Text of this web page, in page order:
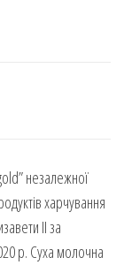
незалежної
харчування
II за
р. Суха молочна